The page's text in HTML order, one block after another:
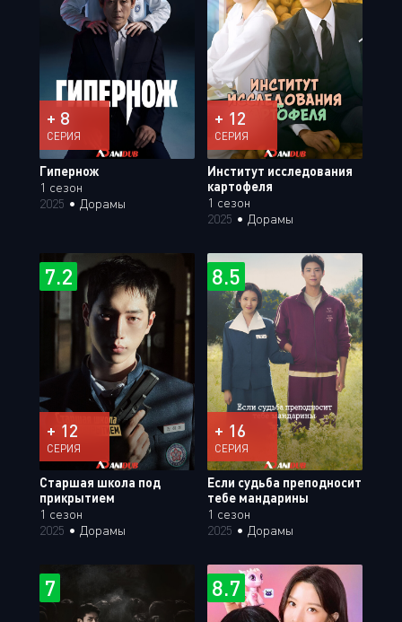
+ 8
СЕРИЯ
Гипернож
1 сезон
2025 • Дорамы
+ 12
СЕРИЯ
Институт исследования
картофеля
1 сезон
2025 • Дорамы
7.2
+ 12
СЕРИЯ
Старшая школа под
прикрытием
1 сезон
2025 • Дорамы
8.5
+ 16
СЕРИЯ
Если судьба преподносит
тебе мандарины
1 сезон
2025 • Дорамы
7 8.7